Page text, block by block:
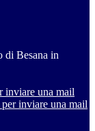
di Besana in
inviare una mail
inviare una mail